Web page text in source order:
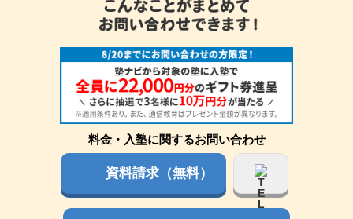
料金・入塾に関するお問い合わせ
資料請求（無料）